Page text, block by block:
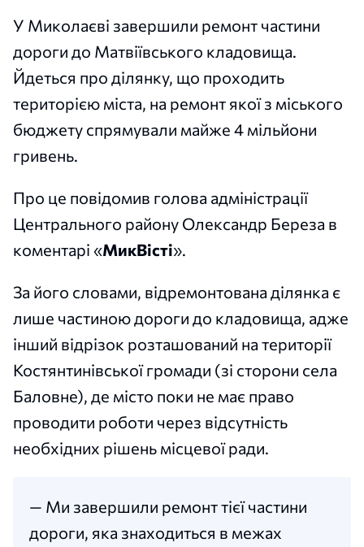
У Миколаєві завершили ремонт частини
дороги до Матвіївського кладовища.
Йдеться про ділянку, що проходить
територією міста, на ремонт якої з міського
бюджету спрямували майже 4 мільйони
гривень.
Про це повідомив голова адміністрації
Центрального району Олександр Береза в
коментарі «МикВісті».
За його словами, відремонтована ділянка є
лише частиною дороги до кладовища, адже
інший відрізок розташований на території
Костянтинівської громади (зі сторони села
Баловне), де місто поки не має право
проводити роботи через відсутність
необхідних рішень місцевої ради.
— Ми завершили ремонт тієї частини
дороги, яка знаходиться в межах